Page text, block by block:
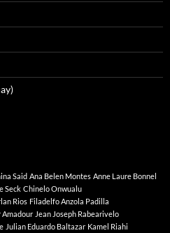
Said Ana Belen Montes Anne Laure Bonnel
Seck Chinelo Onwualu
Rios Filadelfo Anzola Padilla
Amadour Jean Joseph Rabearivelo
Julian Eduardo Baltazar Kamel Riahi